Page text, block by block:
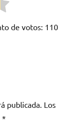
de votos: 110
publicada. Los
*